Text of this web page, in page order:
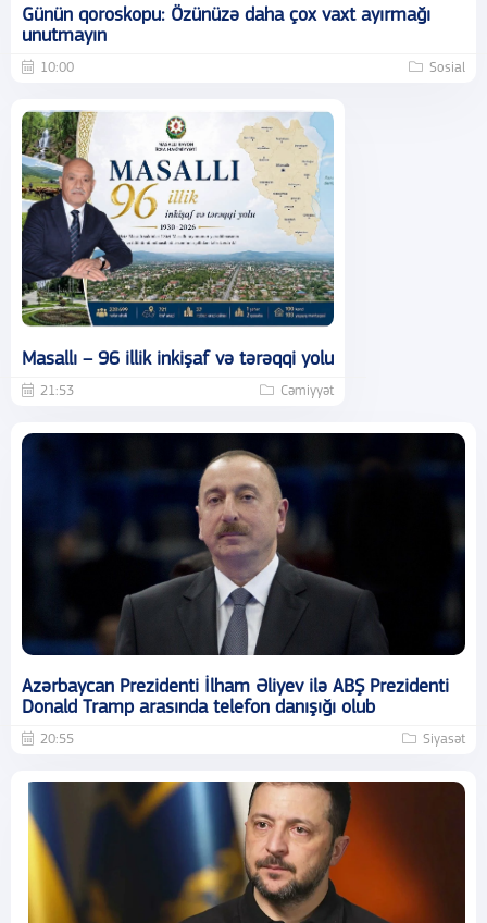
Günün qoroskopu: Özünüzə daha çox vaxt ayırmağı
unutmayın
10:00 Sosial
Masallı – 96 illik inkişaf və tərəqqi yolu
21:53 Cəmiyyət
Azərbaycan Prezidenti İlham Əliyev ilə ABŞ Prezidenti
Donald Tramp arasında telefon danışığı olub
20:55 Siyasət